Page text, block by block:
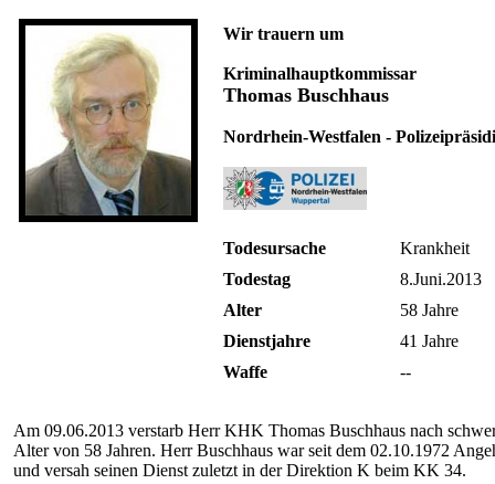
Wir trauern um
Kriminalhauptkommissar
Thomas Buschhaus
Nordrhein-Westfalen -
Todesursache
Krankheit
Todestag
8.Juni.2013
Alter
58 Jahre
Dienstjahre
41 Jahre
Waffe
--
Am 09.06.2013 verstarb Herr KHK Thomas Buschhaus nach
Alter von 58 Jahren. Herr Buschhaus war seit dem 02.10.1972
und versah seinen Dienst zuletzt in der Direktion K beim KK 34.